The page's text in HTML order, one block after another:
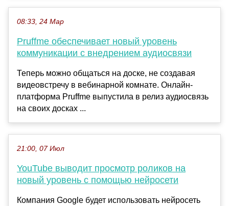
08:33, 24 Мар
Pruffme обеспечивает новый уровень
коммуникации с внедрением аудиосвязи
Теперь можно общаться на доске, не создавая
видеовстречу в вебинарной комнате. Онлайн-
платформа Pruffme выпустила в релиз аудиосвязь
на своих досках ...
21:00, 07 Июл
YouTube выводит просмотр роликов на
новый уровень с помощью нейросети
Компания Google будет использовать нейросеть